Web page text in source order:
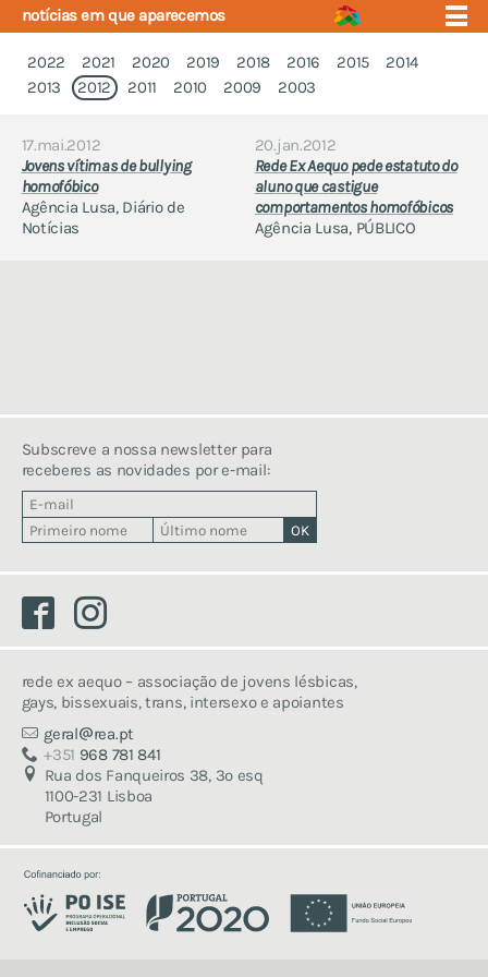
quem somos
quem somos
comunicados que fizemos
identidade gráfica
faz um donativo
associa-te
voluntaria-te
consigna o teu irs
eventos
núcleos
projecto educação
apoio e saúde
notícias em que aparecemos
2022 2021 2020 2019 2018 2016 2015
2014
2013
2012 2011 2010 2009 2003
17.mai.2012
Jovens vítimas de bullying
homofóbico
Agência Lusa, Diário de
Notícias
20.jan.2012
Rede Ex Aequo pede estatuto do
aluno que castigue
comportamentos homofóbicos
Agência Lusa, PÚBLICO
Facebook
rede ex aequo – associação de jovens lésbicas,
gays, bissexuais, trans, intersexo e apoiantes
geral
rea.pt
+351 968 781 841
Rua dos Fanqueiros 38, 3º esq
1100-231 Lisboa
Portugal
Subscreve a nossa newsletter para
receberes as novidades por e-mail: